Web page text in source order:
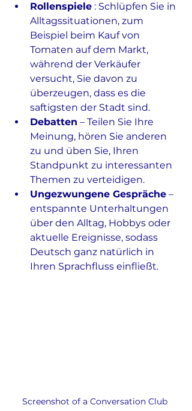
Rollenspiele : Schlüpfen Sie in
Alltagssituationen, zum
Beispiel beim Kauf von
Tomaten auf dem Markt,
während der Verkäufer
versucht, Sie davon zu
überzeugen, dass es die
saftigsten der Stadt sind.
Debatten – Teilen Sie Ihre
Meinung, hören Sie anderen
zu und üben Sie, Ihren
Standpunkt zu interessanten
Themen zu verteidigen.
Ungezwungene Gespräche –
entspannte Unterhaltungen
über den Alltag, Hobbys oder
aktuelle Ereignisse, sodass
Deutsch ganz natürlich in
Ihren Sprachfluss einfließt.
Screenshot of a Conversation Club